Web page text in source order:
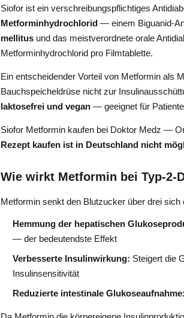
Siofor ist ein verschreibungspflichtiges
Metforminhydrochlorid — einem Biguanid-
mellitus und das meistverordnete orale
Metforminhydrochlorid pro Filmtablette.
Ein entscheidender Vorteil von Metformin als
Bauchspeicheldrüse nicht zur
laktosefrei und vegan — geeignet für
Siofor Metformin kaufen bei Doktor Medz —
Rezept kaufen ist in Deutschland nicht
Wie wirkt Metformin bei Typ-2-
Metformin senkt den Blutzucker über drei
Hemmung der hepatischen
— der bedeutendste Effekt
Verbesserte Insulinwirkung: Steigert die
Insulinsensitivität
Reduzierte intestinale Glukoseaufnahme: